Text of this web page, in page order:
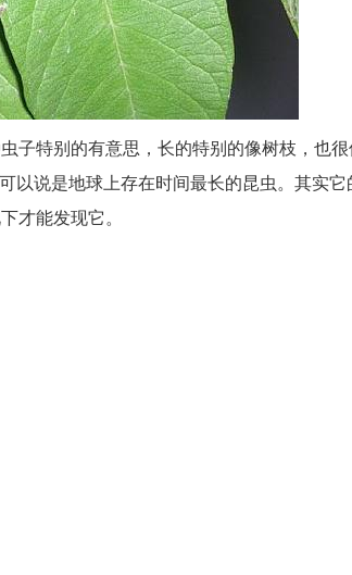
子特别的有意思，长的特别的像树枝，也
以说是地球上存在时间最长的昆虫。其实它
才能发现它。